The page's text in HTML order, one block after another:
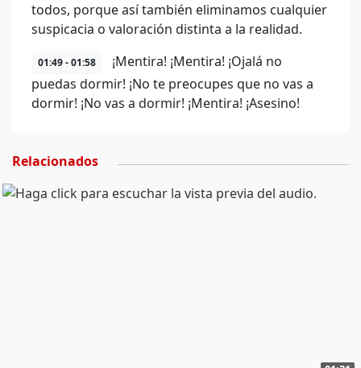
todos, porque así también eliminamos cualquier
suspicacia o valoración distinta a la realidad.
01:49 - 01:58
¡Mentira! ¡Mentira! ¡Ojalá no
puedas dormir! ¡No te preocupes que no vas a
dormir! ¡No vas a dormir! ¡Mentira! ¡Asesino!
Relacionados